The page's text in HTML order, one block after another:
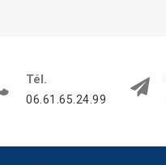
Tél.
06.61.65.24.99